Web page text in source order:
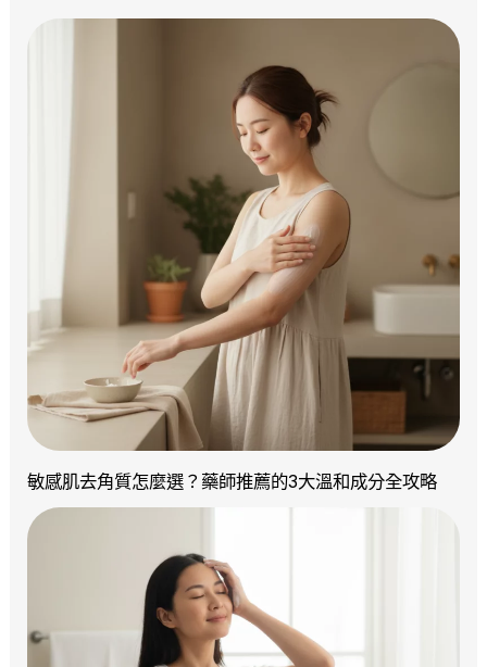
敏感肌去角質怎麼選？藥師推薦的3大溫和成分全攻略